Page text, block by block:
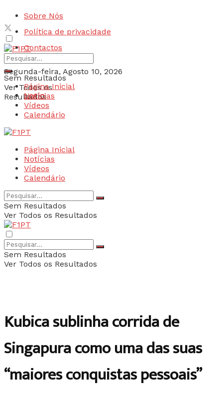
Sobre Nós
Política de privacidade
Contactos
Segunda-feira, Agosto 10, 2026
Login
Sem Resultados
Ver Todos os
Resultados
Página Inicial
Notícias
Vídeos
Calendário
Página Inicial
Notícias
Vídeos
Calendário
Sem Resultados
Ver Todos os Resultados
Sem Resultados
Ver Todos os Resultados
Kubica sublinha corrida de
Singapura como uma das suas
“maiores conquistas pessoais”